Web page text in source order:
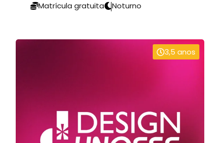
Matrícula gratuita Noturno
3,5 anos